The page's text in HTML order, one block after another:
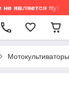
не является
Мотокультиваторы